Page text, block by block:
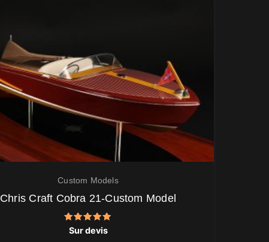
Custom Models
Chris Craft Cobra 21-Custom Model
Note
5.00
Sur devis